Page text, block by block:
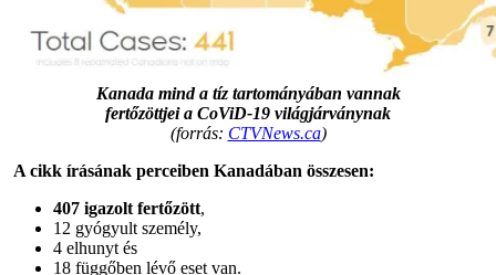
Kanada mind a tíz tartományában vannak
fertőzöttjei a CoViD-19 világjárványnak
(forrás: CTVNews.ca)
A cikk írásának perceiben Kanadában összesen:
407 igazolt fertőzött,
12 gyógyult személy,
4 elhunyt és
18 függőben lévő eset van.